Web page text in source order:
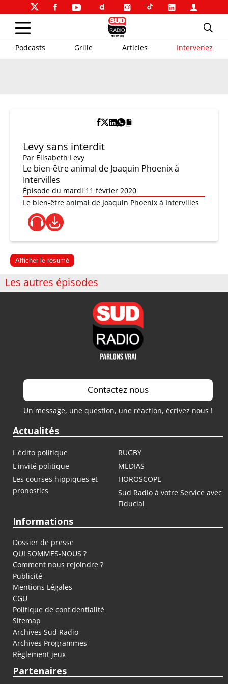
Podcasts Grille Articles Intervenez
Levy sans interdit
Par Elisabeth Levy
Le bien-être animal de Joaquin Phoenix à
Intervilles
Épisode du mardi 11 février 2020
Le bien-être animal de Joaquin Phoenix à Intervilles
Afficher le résumé
Les autres épisodes
Contactez nous
Un message, une question, une réaction, écrivez nous !
Actualités
L'édito politique
RUGBY
L'invité politique
MEDIAS
Les courses hippiques et
pronostics
HOROSCOPE
Sud Radio à votre Service avec
Fiducial
Informations
Dossier de presse
QUI SOMMES-NOUS ?
Comment nous rejoindre ?
Publicité
Mentions Légales
CGU
Politique de confidentialité
Sitemap
Archives Sud Radio
Archives Programmes
Règlement jeux
Partenaires